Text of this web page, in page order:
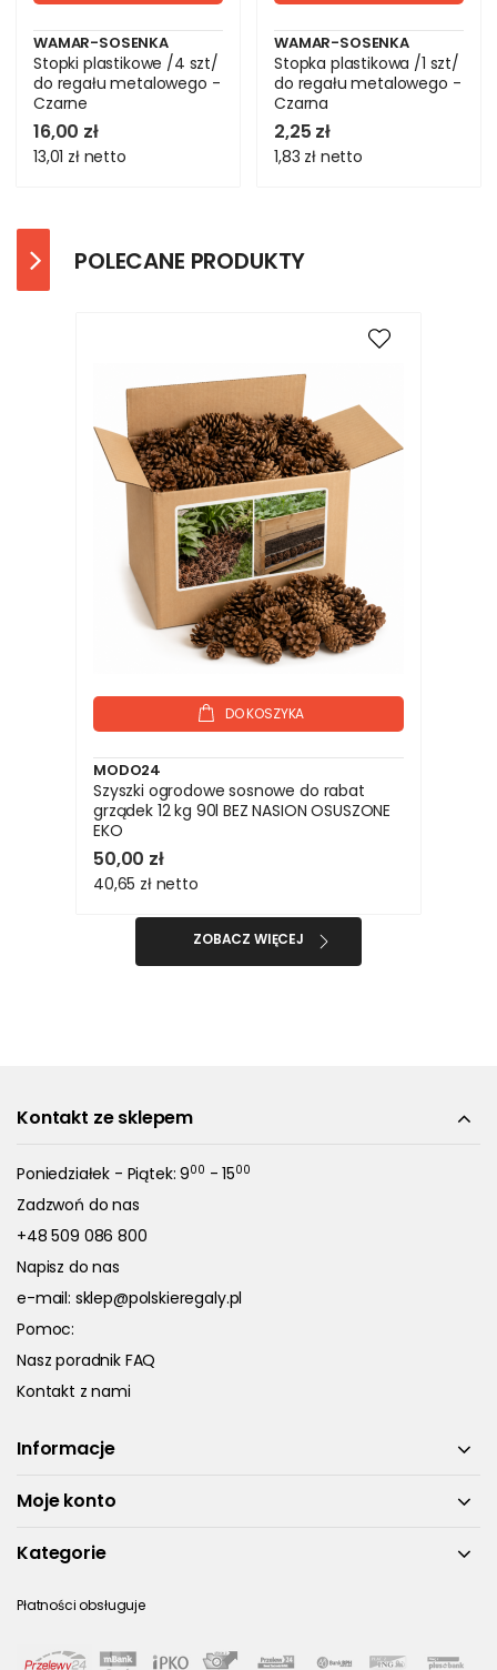
WAMAR-SOSENKA
Stopki plastikowe /4 szt/
do regału metalowego -
Czarne
16,00 zł
13,01 zł netto
WAMAR-SOSENKA
Stopka plastikowa /1 szt/
do regału metalowego -
Czarna
2,25 zł
1,83 zł netto
POLECANE PRODUKTY
DO KOSZYKA
MODO24
Szyszki ogrodowe sosnowe do rabat
grządek 12 kg 90l BEZ NASION OSUSZONE
EKO
50,00 zł
40,65 zł netto
ZOBACZ WIĘCEJ
Kontakt ze sklepem
Poniedziałek - Piątek: 900 - 1500
Zadzwoń do nas
+48 509 086 800
Napisz do nas
e-mail: sklep@polskieregaly.pl
Pomoc:
Nasz poradnik FAQ
Kontakt z nami
Informacje
Moje konto
Kategorie
Płatności obsługuje